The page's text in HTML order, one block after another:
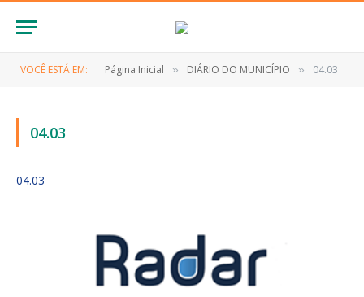
VOCÊ ESTÁ EM: Página Inicial » DIÁRIO DO MUNICÍPIO » 04.03
04.03
04.03